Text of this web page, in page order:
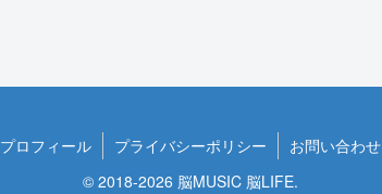
プロフィール プライバシーポリシー
お問い合わせ
© 2018-2026 脳MUSIC 脳LIFE.